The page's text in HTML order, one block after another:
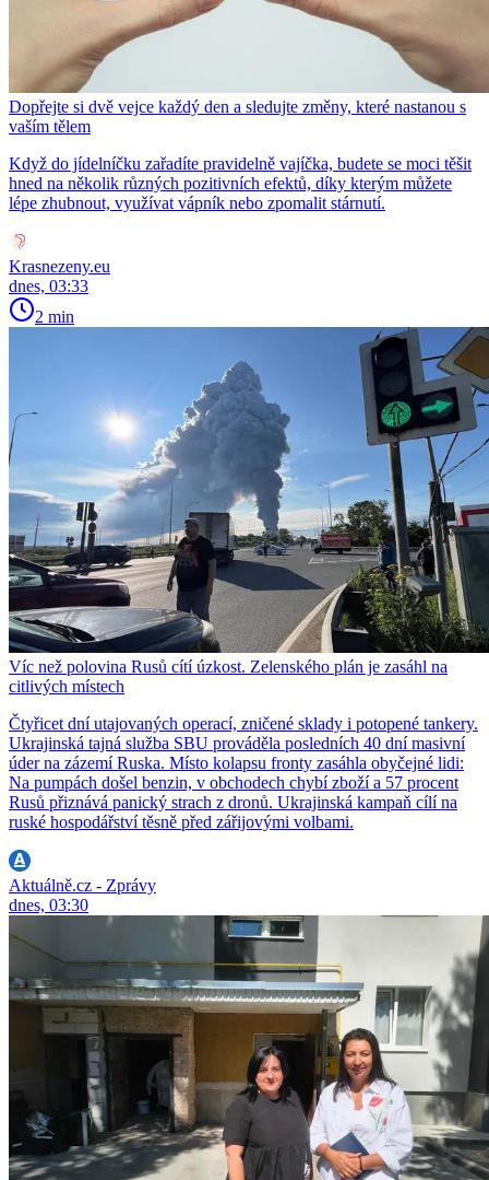
Dopřejte si dvě vejce každý den a sledujte změny, které nastanou s
vaším tělem
Když do jídelníčku zařadíte pravidelně vajíčka, budete se moci těšit
hned na několik různých pozitivních efektů, díky kterým můžete
lépe zhubnout, využívat vápník nebo zpomalit stárnutí.
Krasnezeny.eu
dnes, 03:33
2 min
Víc než polovina Rusů cítí úzkost. Zelenského plán je zasáhl na
citlivých místech
Čtyřicet dní utajovaných operací, zničené sklady i potopené tankery.
Ukrajinská tajná služba SBU prováděla posledních 40 dní masivní
úder na zázemí Ruska. Místo kolapsu fronty zasáhla obyčejné lidi:
Na pumpách došel benzin, v obchodech chybí zboží a 57 procent
Rusů přiznává panický strach z dronů. Ukrajinská kampaň cílí na
ruské hospodářství těsně před zářijovými volbami.
Aktuálně.cz - Zprávy
dnes, 03:30